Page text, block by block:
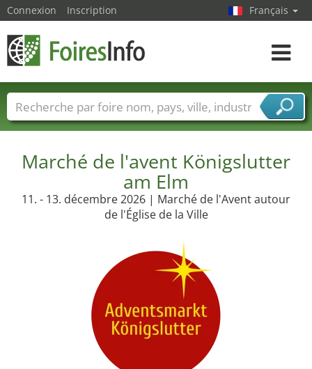
Marché de l'avent Königslutter
am Elm
11. - 13. décembre 2026 | Marché de l'Avent autour
de l'Église de la Ville
Connexion Inscription Français
Toggle
Foire noms Pays Villes
Secteurs de foire